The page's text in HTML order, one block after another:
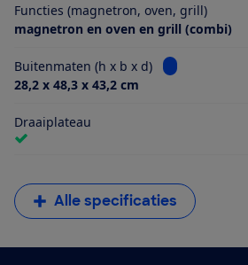
Functies (magnetron, oven, grill)
magnetron en oven en grill (combi)
Buitenmaten (h x b x d)
Bekijk
28,2 x 48,3 x 43,2 cm
Draaiplateau
Alle specificaties